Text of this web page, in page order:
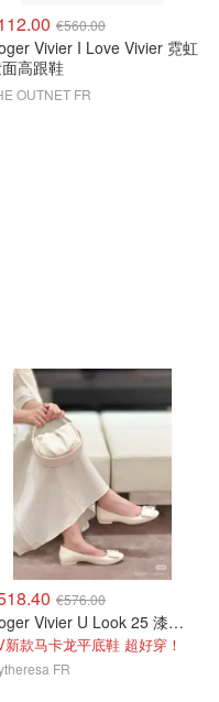
€560.00
Vivier I Love Vivier 霓虹
高跟鞋
OUTNET FR
€576.00
Roger Vivier U Look 25 漆皮高跟鞋
新款马卡龙平底鞋 超好穿！
FR